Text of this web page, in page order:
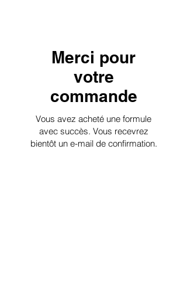
Merci pour
votre
commande
Vous avez acheté une formule
avec succès. Vous recevrez
bientôt un e-mail de confirmation.